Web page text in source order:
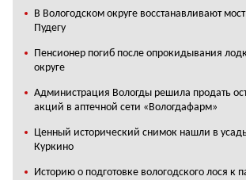
В Вологодском округе восстанавливают
Пудегу
Пенсионер погиб после опрокидывания
округе
Администрация Вологды решила продать
акций в аптечной сети «Вологдафарм»
Ценный исторический снимок нашли в
Куркино
Историю о подготовке вологодского лося к